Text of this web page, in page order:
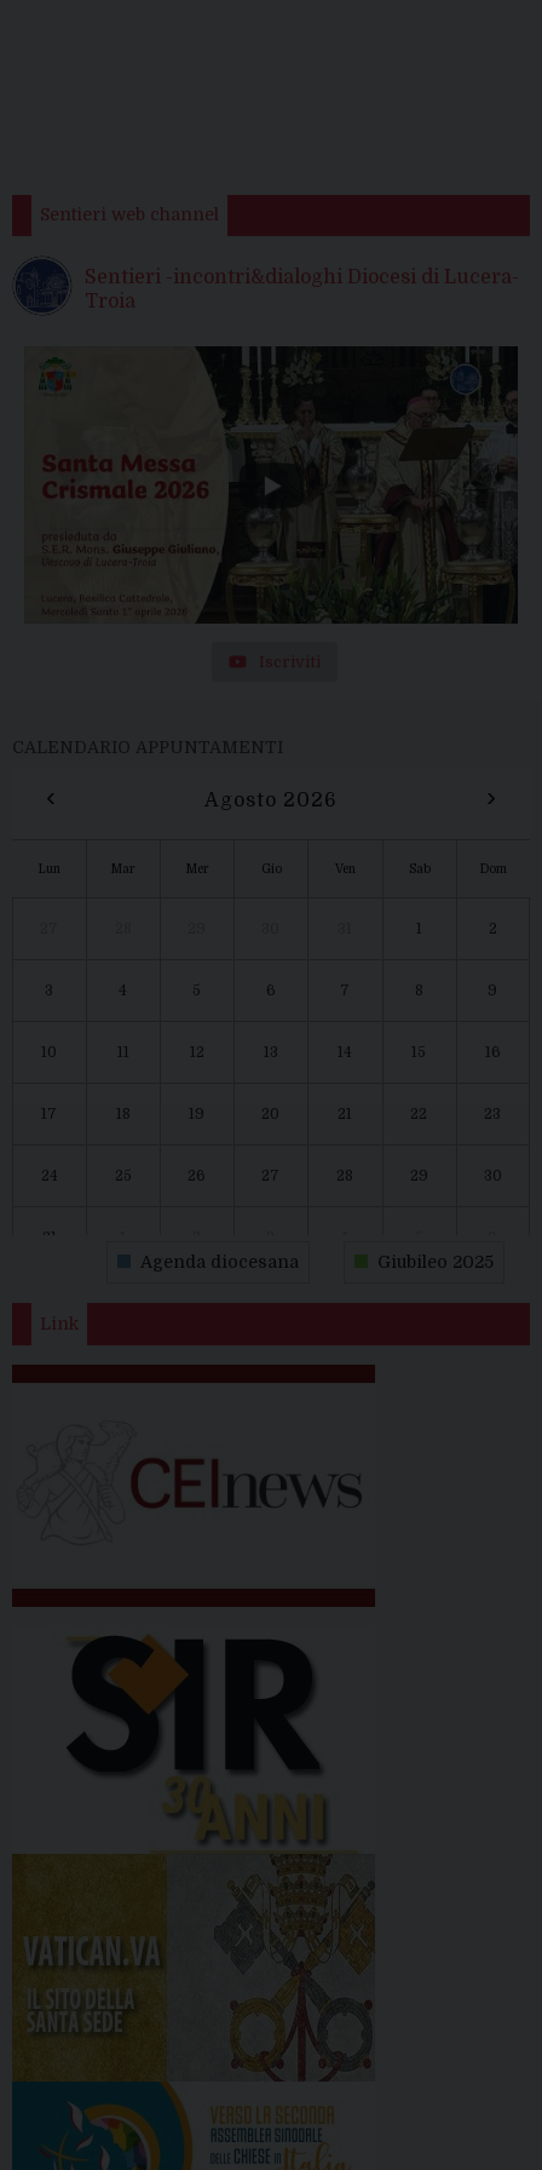
Sentieri web channel
Sentieri -incontri&dialoghi Diocesi di Lucera-
Troia
Iscriviti
CALENDARIO APPUNTAMENTI
‹ Agosto 2026 ›
Lun Mar Mer Gio Ven Sab Dom
2
3 4 5 6 7 8 9
10 12 13 14 15 16
17 18 19 20 21 22 23
24 25 26 27 28 29 30
31
Agenda diocesana Giubileo 2025
Link